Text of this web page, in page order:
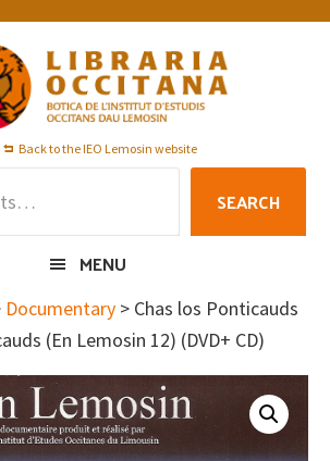
Back to the IEO Lemosin website
SEARCH
MENU
Documentary > Chas los Ponticauds
(En Lemosin 12) (DVD+ CD)